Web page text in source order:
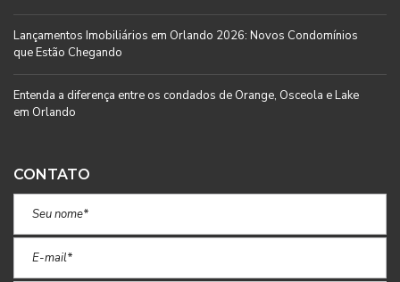
Lançamentos Imobiliários em Orlando 2026: Novos Condomínios
que Estão Chegando
Entenda a diferença entre os condados de Orange, Osceola e Lake
em Orlando
CONTATO